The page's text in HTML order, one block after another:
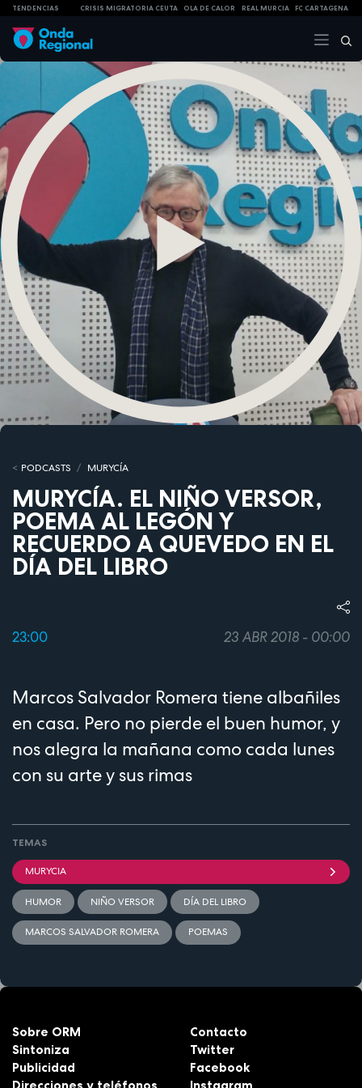
TENDENCIAS CRISIS MIGRATORIA CEUTA OLA DE CALOR REAL MURCIA FC CARTAGENA
PODCASTS MURYCÍA
MURYCÍA. EL NIÑO VERSOR,
POEMA AL LEGÓN Y
RECUERDO A QUEVEDO EN EL
DÍA DEL LIBRO
23:00 23 ABR 2018 - 00:00
Marcos Salvador Romera tiene albañiles
en casa. Pero no pierde el buen humor, y
nos alegra la mañana como cada lunes
con su arte y sus rimas
TEMAS
MURYCIA
HUMOR NIÑO VERSOR DÍA DEL LIBRO
MARCOS SALVADOR ROMERA POEMAS
Sobre ORM
Sintoniza
Publicidad
Contacto
Twitter
Facebook